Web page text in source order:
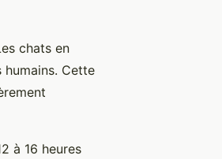
chats en
Cette
à 16 heures